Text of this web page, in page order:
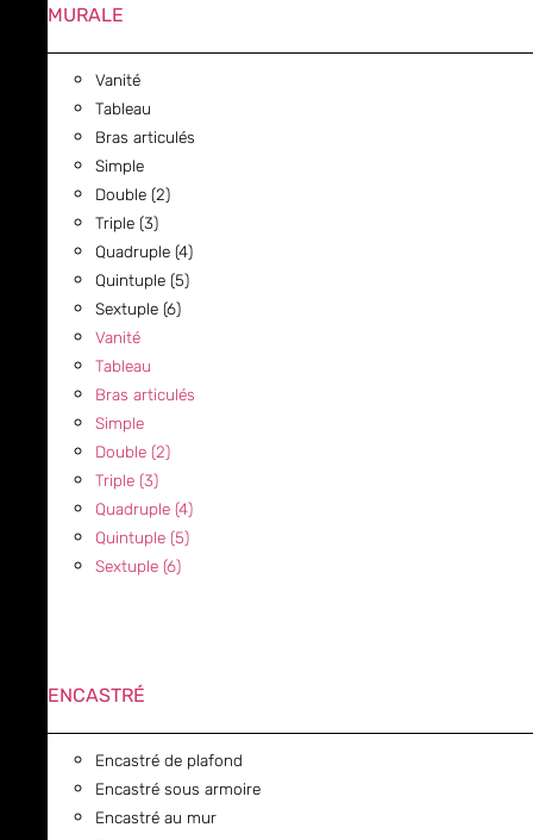
MURALE
Vanité
Tableau
Bras articulés
Simple
Double (2)
Triple (3)
Quadruple (4)
Quintuple (5)
Sextuple (6)
Vanité
Tableau
Bras articulés
Simple
Double (2)
Triple (3)
Quadruple (4)
Quintuple (5)
Sextuple (6)
ENCASTRÉ
Encastré de plafond
Encastré sous armoire
Encastré au mur